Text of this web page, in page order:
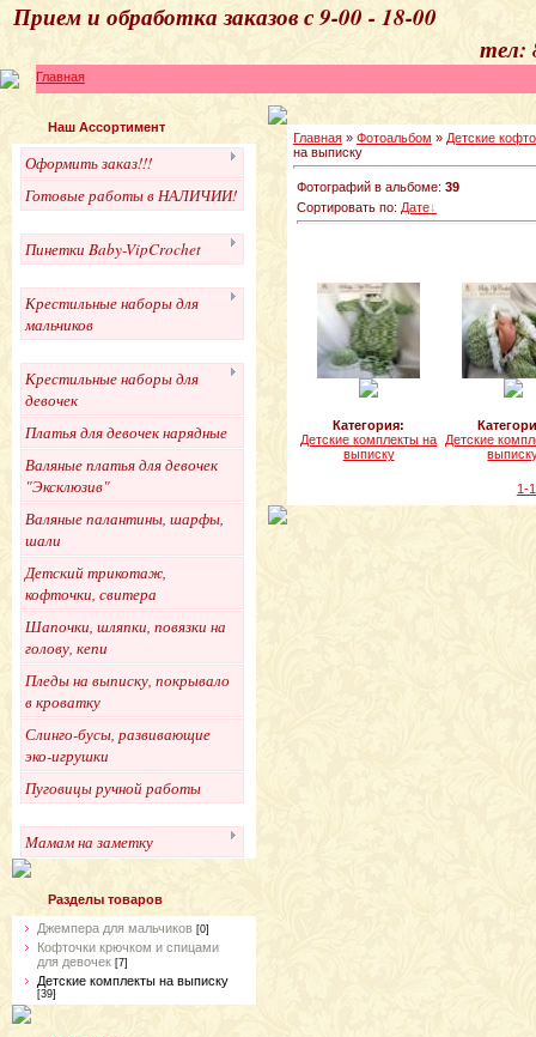
Прием и
тел:
Главная
Наш Ассортимент
Оформить заказ!!!
Готовые работы в НАЛИЧИИ!
Пинетки Baby-VipCrochet
Крестильные наборы для
мальчиков
Крестильные наборы для
девочек
Платья для девочек нарядные
Валяные платья для девочек
"Эксклюзив"
Валяные палантины, шарфы,
шали
Детский трикотаж,
кофточки, свитера
Шапочки, шляпки, повязки на
голову, кепи
Пледы на выписку, покрывало
в кроватку
Слинго-бусы, развивающие
эко-игрушки
Пуговицы ручной работы
Мамам на заметку
Разделы товаров
Джемпера для мальчиков [0]
Кофточки крючком и спицами
для девочек [7]
Детские комплекты на выписку
[39]
Главная» Фотоальбом » Детские
на выписку
Фотографий в альбоме: 39
Сортировать по: Дате
Категория:
Детские комплекты на
выписку
Детские
1-